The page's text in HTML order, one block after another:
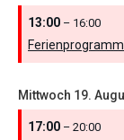
13:00 – 16:00
Mittwoch 19.
17:00 – 20:00